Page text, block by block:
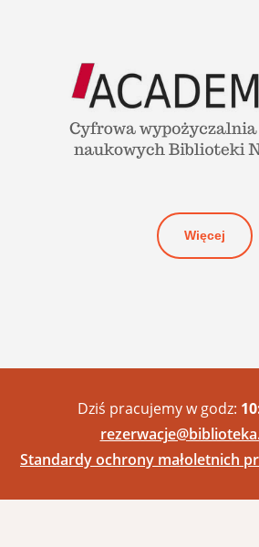
Więcej
Dziś pracujemy w godz:
Standardy ochrony małoletnich